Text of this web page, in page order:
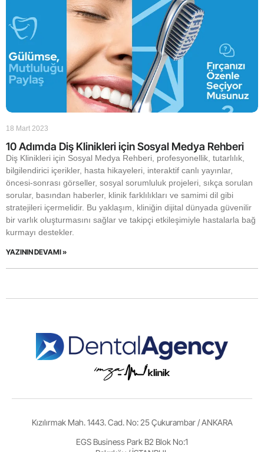
18 Mart 2023
10 Adımda Diş Klinikleri için Sosyal Medya Rehberi
Diş Klinikleri için Sosyal Medya Rehberi, profesyonellik, tutarlılık,
bilgilendirici içerikler, hasta hikayeleri, interaktif canlı yayınlar,
öncesi-sonrası görseller, sosyal sorumluluk projeleri, sıkça sorulan
sorular, basından haberler, klinik farklılıkları ve samimi dil gibi
stratejileri içermelidir. Bu yaklaşım, kliniğin dijital dünyada güvenilir
bir varlık oluşturmasını sağlar ve takipçi etkileşimiyle hastalarla bağ
kurmayı destekler.
YAZININ DEVAMI »
Kızılırmak Mah. 1443. Cad. No: 25 Çukurambar / ANKARA
EGS Business Park B2 Blok No:1